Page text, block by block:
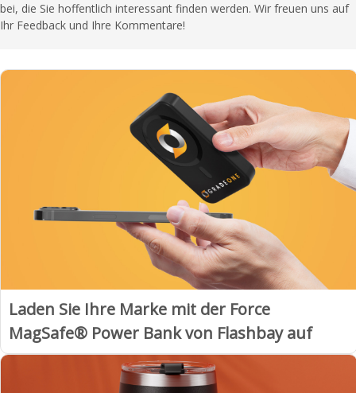
bei, die Sie hoffentlich interessant finden werden. Wir freuen uns auf
Ihr Feedback und Ihre Kommentare!
Laden Sie Ihre Marke mit der Force
MagSafe® Power Bank von Flashbay auf